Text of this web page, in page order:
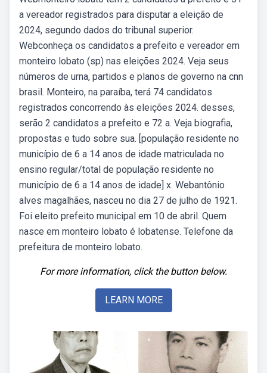
a vereador registrados para disputar a eleição de
2024, segundo dados do tribunal superior.
Webconheça os candidatos a prefeito e vereador em
monteiro lobato (sp) nas eleições 2024. Veja seus
números de urna, partidos e planos de governo na cnn
brasil. Monteiro, na paraíba, terá 74 candidatos
registrados concorrendo às eleições 2024. desses,
serão 2 candidatos a prefeito e 72 a. Veja biografia,
propostas e tudo sobre sua. [população residente no
município de 6 a 14 anos de idade matriculada no
ensino regular/total de população residente no
município de 6 a 14 anos de idade] x. Webantônio
alves magalhães, nasceu no dia 27 de julho de 1921.
Foi eleito prefeito municipal em 10 de abril. Quem
nasce em monteiro lobato é lobatense. Telefone da
prefeitura de monteiro lobato.
For more information, click the button below.
LEARN MORE